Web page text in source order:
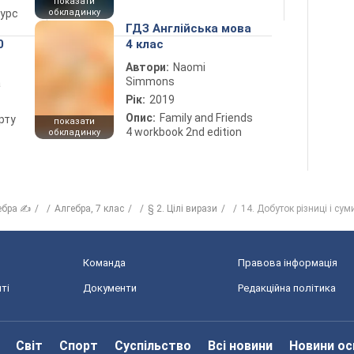
обкладинку
показати
обкладинку
ГДЗ Англійська мова
4 клас
Автори: Naomi
Simmons
Рік: 2019
Опис: Family and Friends
4 workbook 2nd edition
✍ Алгебра, 7 клас § 2. Цілі вирази 14. Добуток різниці і
Команда Правова інформація
Документи Редакційна політика
Світ Спорт Суспільство Всі новини Новини